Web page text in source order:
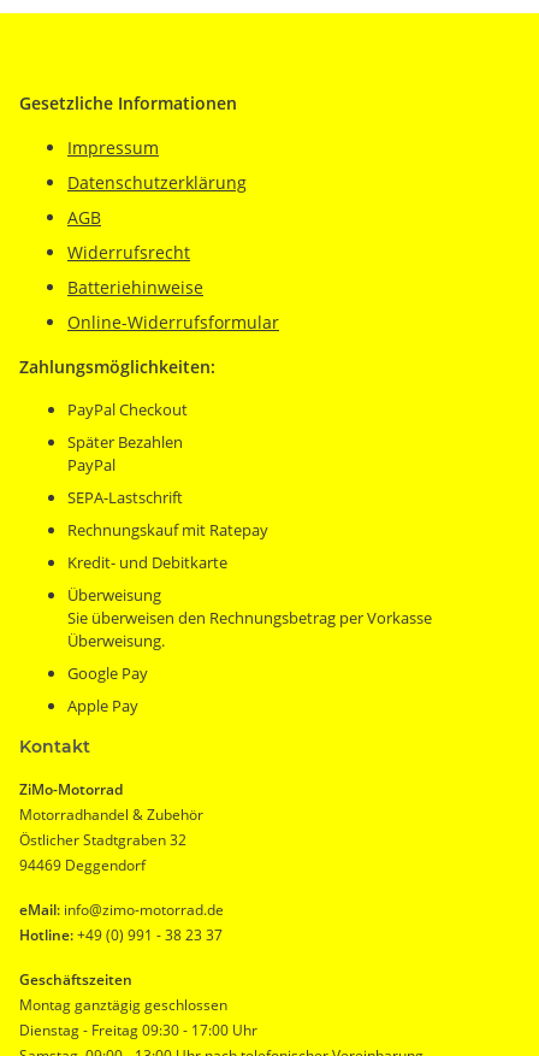
Gesetzliche Informationen
Impressum
Datenschutzerklärung
AGB
Widerrufsrecht
Batteriehinweise
Online-Widerrufsformular
Zahlungsmöglichkeiten:
PayPal Checkout
Später Bezahlen
PayPal
SEPA-Lastschrift
Rechnungskauf mit Ratepay
Kredit- und Debitkarte
Überweisung
Sie überweisen den Rechnungsbetrag per Vorkasse
Überweisung.
Google Pay
Apple Pay
Kontakt
ZiMo-Motorrad
Motorradhandel & Zubehör
Östlicher Stadtgraben 32
94469 Deggendorf
eMail: info@zimo-motorrad.de
Hotline:+49 (0) 991 - 38 23 37
Geschäftszeiten
Montag ganztägig geschlossen
Dienstag - Freitag 09:30 - 17:00 Uhr